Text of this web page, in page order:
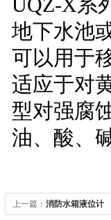
UQZ-X系
地下水池
可以用于
适应于对
型对强腐
油、酸、
上一篇： 消防水箱液位计